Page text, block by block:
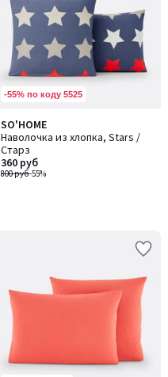
-55% по коду 5525
SO'HOME
Наволочка из хлопка, Stars /
Старз
800 руб-55%
360 руб